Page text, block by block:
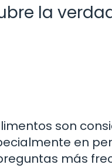
la
son
en
más